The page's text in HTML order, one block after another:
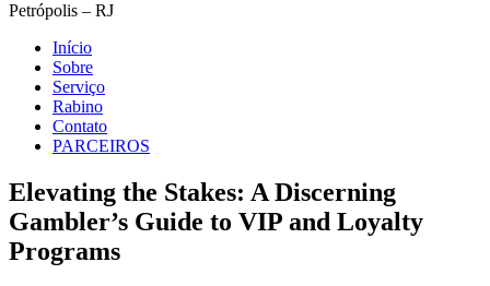
Petrópolis – RJ
Início
Sobre
Serviço
Rabino
Contato
PARCEIROS
Elevating the Stakes: A Discerning
Gambler’s Guide to VIP and Loyalty
Programs